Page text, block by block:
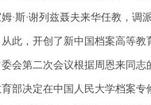
·斯·谢列兹聂夫来华任教，
此，开创了新中国档案高等
会第二次会议根据周恩来同
部决定在中国人民大学档案